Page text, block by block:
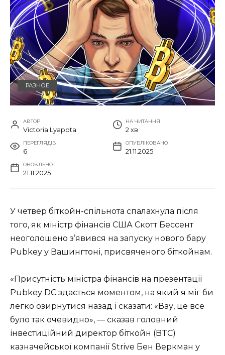
РАЗНОЕ
АВТОР
Victoria Lyapota
НА ЧИТАННЯ
2 хв
ПЕРЕГЛЯДІВ
6
ОПУБЛІКОВАНО
21.11.2025
ОНОВЛЕНО
21.11.2025
У четвер біткойн-спільнота спалахнула після
того, як міністр фінансів США Скотт Бессент
неоголошено з’явився на запуску нового бару
Pubkey у Вашингтоні, присвяченого біткойнам.
«Присутність міністра фінансів на презентації
Pubkey DC здається моментом, на який я міг би
легко озирнутися назад і сказати: «Вау, це все
було так очевидно», — сказав головний
інвестиційний директор біткойн (BTC)
казначейської компанії Strive Бен Веркман у